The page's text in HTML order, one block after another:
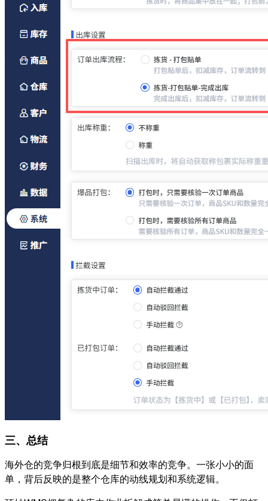
三、总结
海外仓的竞争归根到底是细节和效率的竞争。一张小小的面
单，背后反映的是整个仓库的动线规划和系统逻辑。